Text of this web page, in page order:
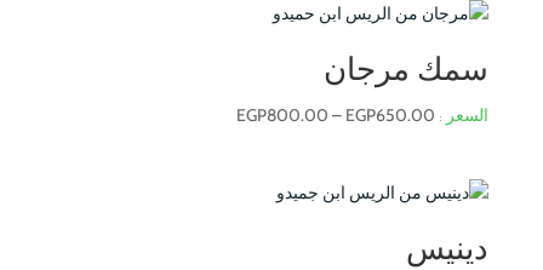
سمك مرجان
EGP650.00
–
EGP800.00
نطاق
دينيس